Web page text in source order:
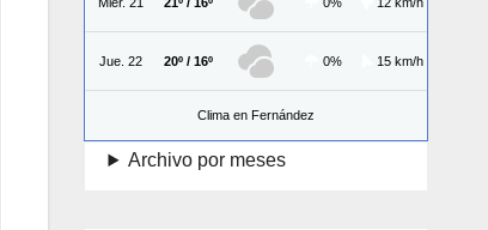
Jue. 22 20º / 16º 0% 15 km/h
Clima en Fernández
Archivo por meses